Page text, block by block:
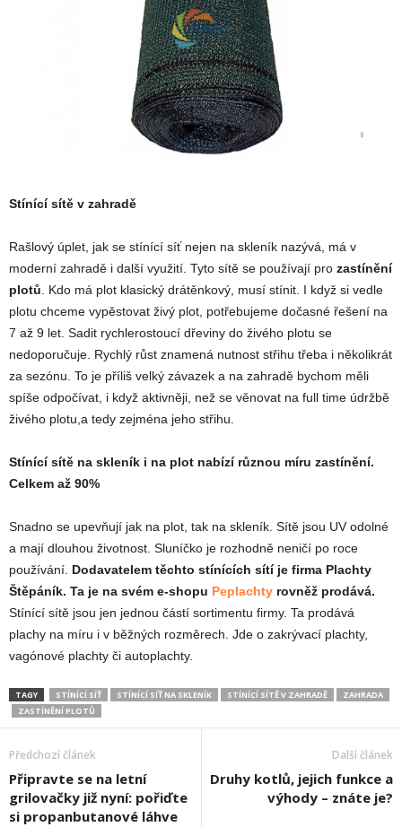
Stínící sítě v zahradě
Rašlový úplet, jak se stínící síť nejen na skleník nazývá, má v
moderní zahradě i další využití. Tyto sítě se používají pro zastínění
plotů. Kdo má plot klasický drátěnkový, musí stínit. I když si vedle
plotu chceme vypěstovat živý plot, potřebujeme dočasné řešení na
7 až 9 let. Sadit rychlerostoucí dřeviny do živého plotu se
nedoporučuje. Rychlý růst znamená nutnost střihu třeba i několikrát
za sezónu. To je příliš velký závazek a na zahradě bychom měli
spíše odpočívat, i když aktivněji, než se věnovat na full time údržbě
živého plotu,a tedy zejména jeho střihu.
Stínící sítě na skleník i na plot nabízí různou míru zastínění.
Celkem až 90%
Snadno se upevňují jak na plot, tak na skleník. Sítě jsou UV odolné
a mají dlouhou životnost. Sluníčko je rozhodně neničí po roce
používání. Dodavatelem těchto stínících sítí je firma Plachty
Štěpáník. Ta je na svém e-shopu Peplachty rovněž prodává.
Stínící sítě jsou jen jednou částí sortimentu firmy. Ta prodává
plachy na míru i v běžných rozměrech. Jde o zakrývací plachty,
vagónové plachty či autoplachty.
TAGY STÍNÍCÍ SÍŤ STÍNÍCÍ SÍŤ NA SKLENÍK STÍNÍCÍ SÍTĚ V ZAHRADĚ
ZAHRADA
ZASTÍNĚNÍ PLOTŮ
Předchozí článek
Připravte se na letní
grilovačky již nyní: pořiďte
si propanbutanové láhve
Další článek
Druhy kotlů, jejich funkce a
výhody – znáte je?